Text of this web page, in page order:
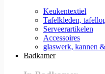
Keukentextiel
Tafelkleden,
Serveerartikelen
Accessoires
glaswerk, kannen
Badkamer